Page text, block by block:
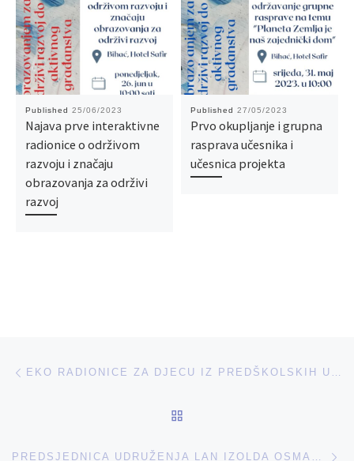
Published 25/06/2023
Najava prve interaktivne
radionice o održivom
razvoju i značaju
obrazovanja za održivi
razvoj
Published 27/05/2023
Prvo okupljanje i grupna
rasprava učesnika i
učesnica projekta
Post navigation EKO RADIONICE ZA DJECU IZ PREDŠKOLSKIH USTANOVA GRADA BIHAĆA
PREDSJEDNICA UDRUŽENJA LAN IZOLDA OSMANAGIĆ U POSJETI MINISTRU OBRAZOVANJA, NAUKE, KULTURE I SPORTA UNSKO-SANSKOG KANTONA EDVINU ALIJANOVIĆU